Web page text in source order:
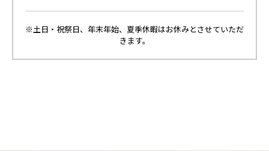
※土日・祝祭日、年末年始、夏季休暇はお休みとさせていただ
きます。